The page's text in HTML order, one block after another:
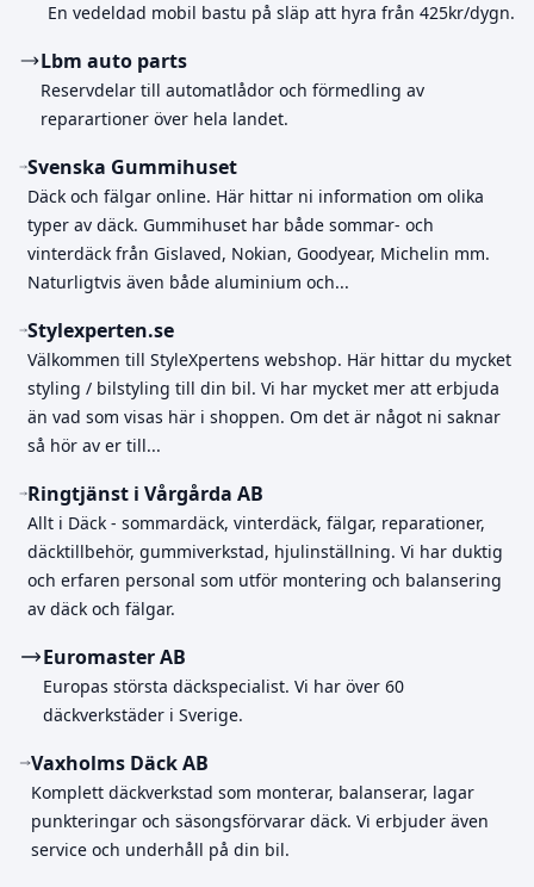
En vedeldad mobil bastu på släp att hyra från 425kr/dygn.
Lbm auto parts
Reservdelar till automatlådor och förmedling av
reparartioner över hela landet.
Svenska Gummihuset
Däck och fälgar online. Här hittar ni information om olika
typer av däck. Gummihuset har både sommar- och
vinterdäck från Gislaved, Nokian, Goodyear, Michelin mm.
Naturligtvis även både aluminium och...
Stylexperten.se
Välkommen till StyleXpertens webshop. Här hittar du mycket
styling / bilstyling till din bil. Vi har mycket mer att erbjuda
än vad som visas här i shoppen. Om det är något ni saknar
så hör av er till...
Ringtjänst i Vårgårda AB
Allt i Däck - sommardäck, vinterdäck, fälgar, reparationer,
däcktillbehör, gummiverkstad, hjulinställning. Vi har duktig
och erfaren personal som utför montering och balansering
av däck och fälgar.
Euromaster AB
Europas största däckspecialist. Vi har över 60
däckverkstäder i Sverige.
Vaxholms Däck AB
Komplett däckverkstad som monterar, balanserar, lagar
punkteringar och säsongsförvarar däck. Vi erbjuder även
service och underhåll på din bil.